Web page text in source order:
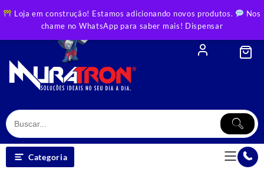
Loja em construção! Estamos adicionando novos produtos.
Nos
chame no WhatsApp para saber mais! Dispensar
to
Categoria